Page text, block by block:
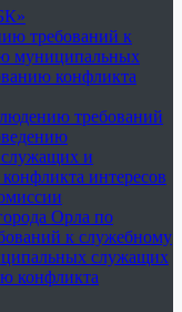
требований к
муниципальных
конфликта
требований
и
интересов
Орла по
к служебному
служащих
конфликта